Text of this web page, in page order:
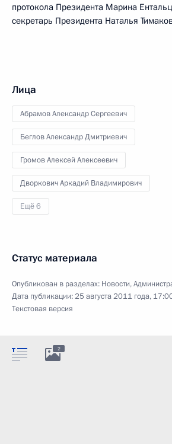
протокола Президента Марина
секретарь Президента Наталья
Лица
Абрамов Александр Сергеевич
Беглов Александр Дмитриевич
Громов Алексей Алексеевич
Дворкович Аркадий Владимирович
Ещё 6
Статус материала
Опубликован в разделах: Новости,
Дата публикации:25 августа 2011 года,
Текстовая версия
2